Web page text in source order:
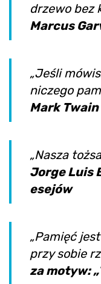
drzewo bez
Marcus
„Jeśli
niczego
Mark Twain
„Nasza
Jorge Luis
esejów
„Pamięć
przy sobie
za motyw: